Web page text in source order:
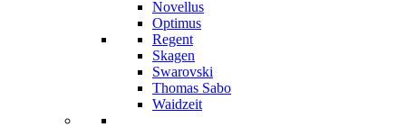
Novellus
Optimus
Regent
Skagen
Swarovski
Thomas Sabo
Waidzeit